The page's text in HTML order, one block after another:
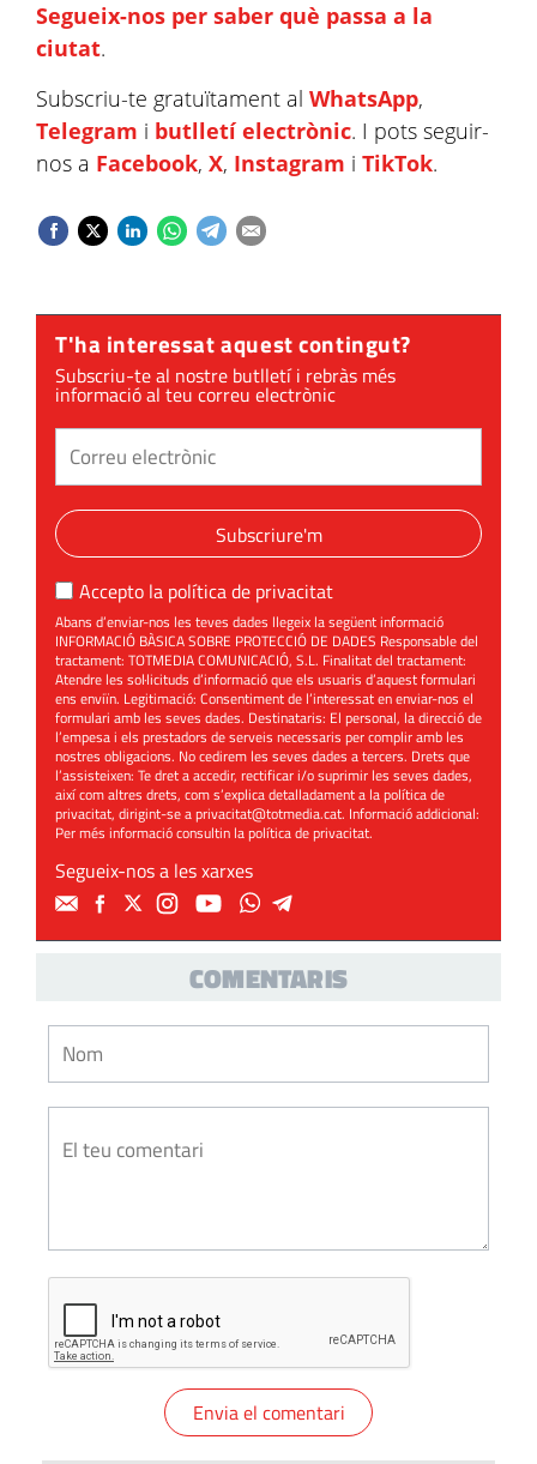
Segueix-nos per saber què passa a la
ciutat.
Subscriu-te gratuïtament al WhatsApp,
Telegram i butlletí electrònic. I pots seguir-
nos a Facebook, X, Instagram i TikTok.
T'ha interessat aquest contingut?
Subscriu-te al nostre butlletí i rebràs més
informació al teu correu electrònic
Subscriure'm
Accepto la política de privacitat
Abans d’enviar-nos les teves dades llegeix la següent informació
INFORMACIÓ BÀSICA SOBRE PROTECCIÓ DE DADES Responsable del
tractament: TOTMEDIA COMUNICACIÓ, S.L. Finalitat del tractament:
Atendre les sol·licituds d’informació que els usuaris d’aquest formulari
ens enviïn. Legitimació: Consentiment de l’interessat en enviar-nos el
formulari amb les seves dades. Destinataris: El personal, la direcció de
l’empesa i els prestadors de serveis necessaris per complir amb les
nostres obligacions. No cedirem les seves dades a tercers. Drets que
l’assisteixen: Te dret a accedir, rectificar i/o suprimir les seves dades,
així com altres drets, com s’explica detalladament a la política de
privacitat, dirigint-se aprivacitat@totmedia.cat. Informació addicional:
Per més informació consultin lapolítica de privacitat.
Segueix-nos a les xarxes
COMENTARIS